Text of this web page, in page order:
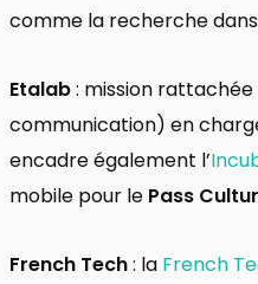
comme la recherche
Etalab: mission
communication) en
encadre également l’
mobile pour le Pass
French Tech: la French